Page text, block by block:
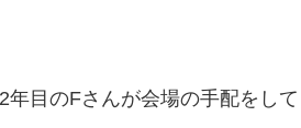
目のFさんが会場の手配をして